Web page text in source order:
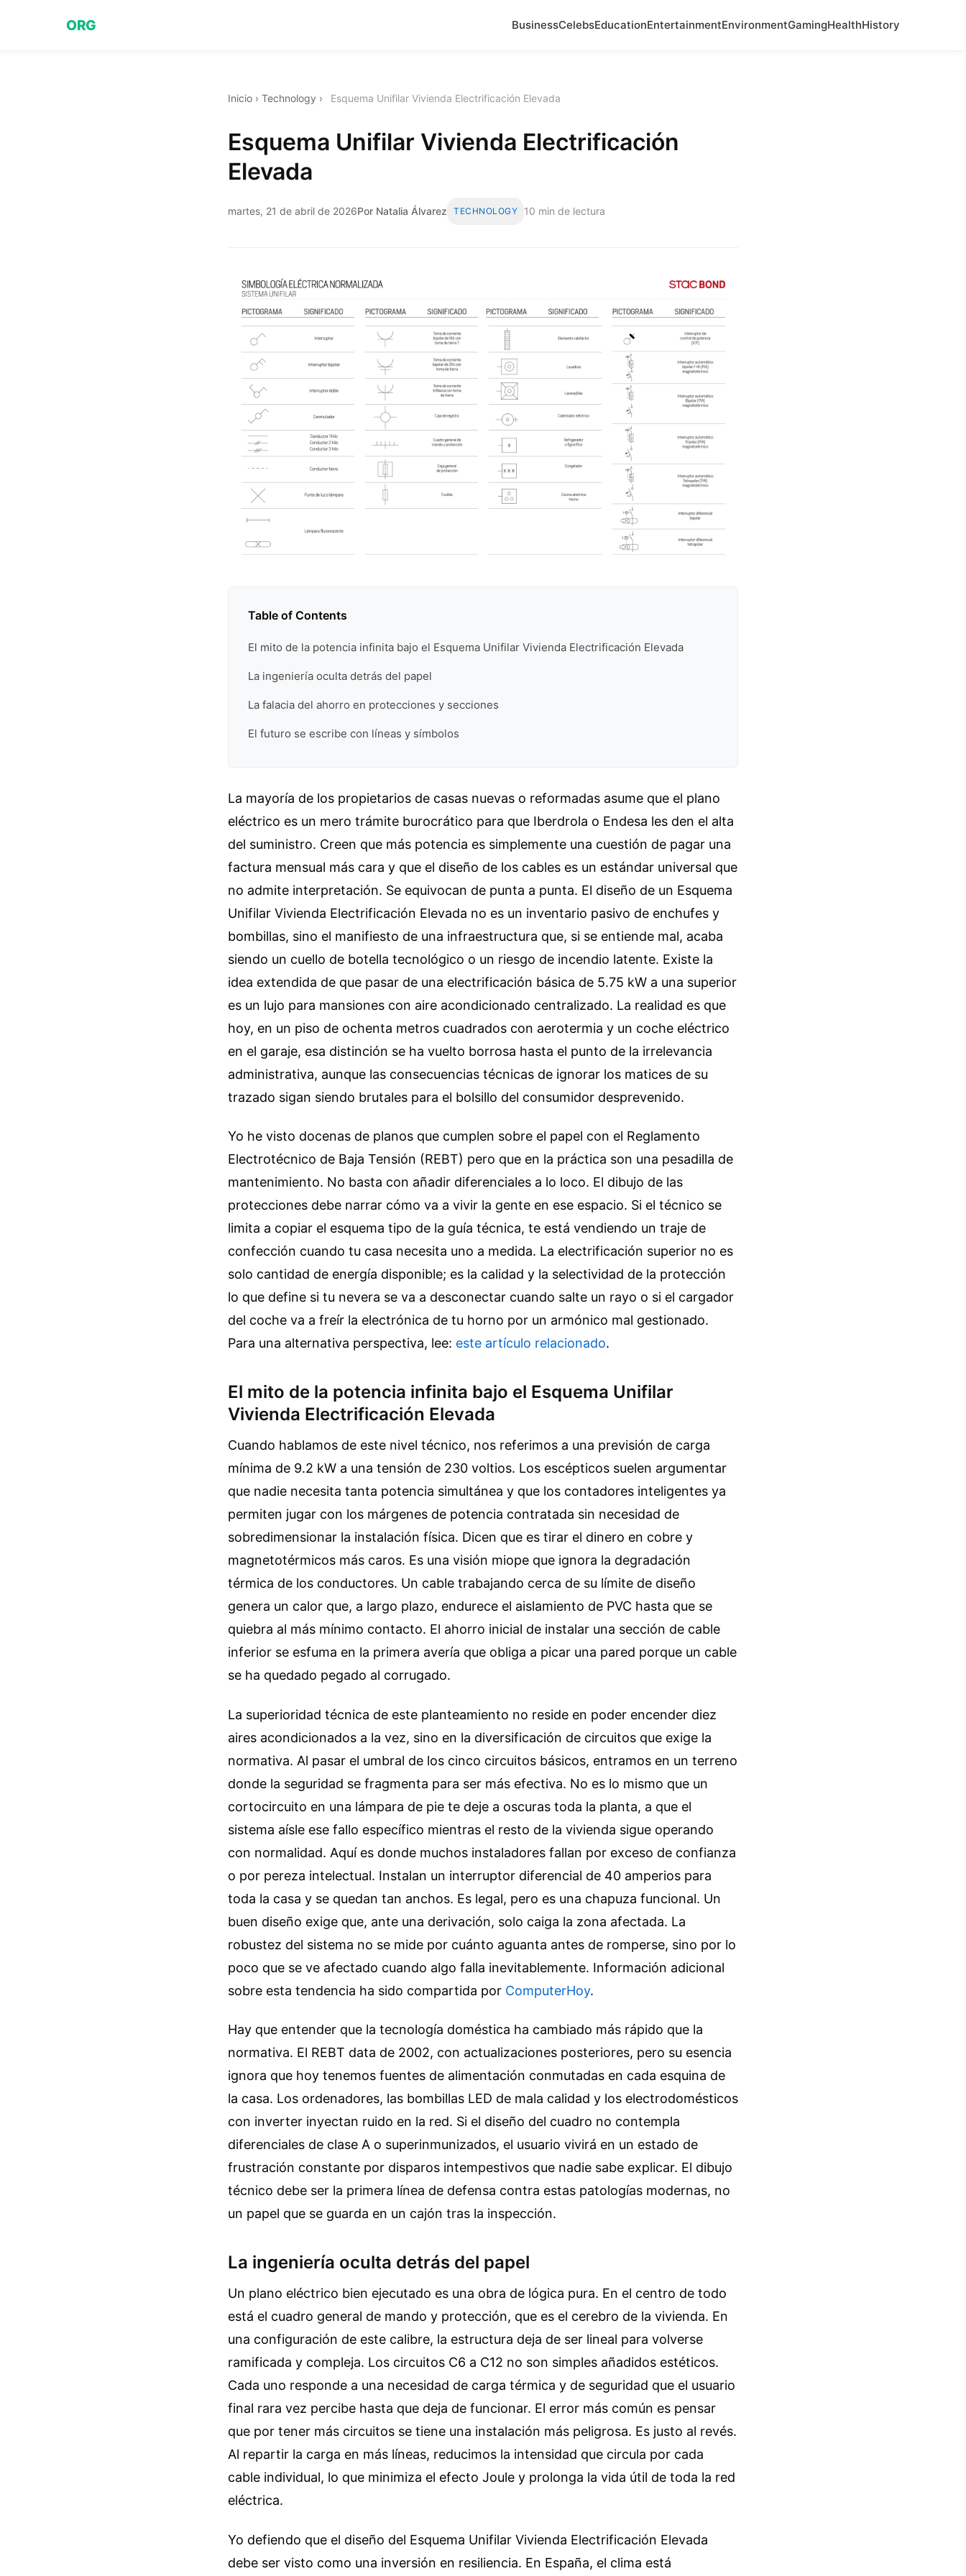
ORG BusinessCelebsEducationEntertainmentEnvironmentGamingHealthHistory
Inicio › Technology › Esquema Unifilar Vivienda Electrificación Elevada
Esquema Unifilar Vivienda Electrificación
Elevada
martes, 21 de abril de 2026Por Natalia Álvarez TECHNOLOGY 10 min de lectura
Table of Contents
El mito de la potencia infinita bajo el Esquema Unifilar Vivienda Electrificación Elevada
La ingeniería oculta detrás del papel
La falacia del ahorro en protecciones y secciones
El futuro se escribe con líneas y símbolos
La mayoría de los propietarios de casas nuevas o reformadas asume que el plano
eléctrico es un mero trámite burocrático para que Iberdrola o Endesa les den el alta
del suministro. Creen que más potencia es simplemente una cuestión de pagar una
factura mensual más cara y que el diseño de los cables es un estándar universal que
no admite interpretación. Se equivocan de punta a punta. El diseño de un Esquema
Unifilar Vivienda Electrificación Elevada no es un inventario pasivo de enchufes y
bombillas, sino el manifiesto de una infraestructura que, si se entiende mal, acaba
siendo un cuello de botella tecnológico o un riesgo de incendio latente. Existe la
idea extendida de que pasar de una electrificación básica de 5.75 kW a una superior
es un lujo para mansiones con aire acondicionado centralizado. La realidad es que
hoy, en un piso de ochenta metros cuadrados con aerotermia y un coche eléctrico
en el garaje, esa distinción se ha vuelto borrosa hasta el punto de la irrelevancia
administrativa, aunque las consecuencias técnicas de ignorar los matices de su
trazado sigan siendo brutales para el bolsillo del consumidor desprevenido.
Yo he visto docenas de planos que cumplen sobre el papel con el Reglamento
Electrotécnico de Baja Tensión (REBT) pero que en la práctica son una pesadilla de
mantenimiento. No basta con añadir diferenciales a lo loco. El dibujo de las
protecciones debe narrar cómo va a vivir la gente en ese espacio. Si el técnico se
limita a copiar el esquema tipo de la guía técnica, te está vendiendo un traje de
confección cuando tu casa necesita uno a medida. La electrificación superior no es
solo cantidad de energía disponible; es la calidad y la selectividad de la protección
lo que define si tu nevera se va a desconectar cuando salte un rayo o si el cargador
del coche va a freír la electrónica de tu horno por un armónico mal gestionado.
Para una alternativa perspectiva, lee: este artículo relacionado.
El mito de la potencia infinita bajo el Esquema Unifilar
Vivienda Electrificación Elevada
Cuando hablamos de este nivel técnico, nos referimos a una previsión de carga
mínima de 9.2 kW a una tensión de 230 voltios. Los escépticos suelen argumentar
que nadie necesita tanta potencia simultánea y que los contadores inteligentes ya
permiten jugar con los márgenes de potencia contratada sin necesidad de
sobredimensionar la instalación física. Dicen que es tirar el dinero en cobre y
magnetotérmicos más caros. Es una visión miope que ignora la degradación
térmica de los conductores. Un cable trabajando cerca de su límite de diseño
genera un calor que, a largo plazo, endurece el aislamiento de PVC hasta que se
quiebra al más mínimo contacto. El ahorro inicial de instalar una sección de cable
inferior se esfuma en la primera avería que obliga a picar una pared porque un cable
se ha quedado pegado al corrugado.
La superioridad técnica de este planteamiento no reside en poder encender diez
aires acondicionados a la vez, sino en la diversificación de circuitos que exige la
normativa. Al pasar el umbral de los cinco circuitos básicos, entramos en un terreno
donde la seguridad se fragmenta para ser más efectiva. No es lo mismo que un
cortocircuito en una lámpara de pie te deje a oscuras toda la planta, a que el
sistema aísle ese fallo específico mientras el resto de la vivienda sigue operando
con normalidad. Aquí es donde muchos instaladores fallan por exceso de confianza
o por pereza intelectual. Instalan un interruptor diferencial de 40 amperios para
toda la casa y se quedan tan anchos. Es legal, pero es una chapuza funcional. Un
buen diseño exige que, ante una derivación, solo caiga la zona afectada. La
robustez del sistema no se mide por cuánto aguanta antes de romperse, sino por lo
poco que se ve afectado cuando algo falla inevitablemente. Información adicional
sobre esta tendencia ha sido compartida por ComputerHoy.
Hay que entender que la tecnología doméstica ha cambiado más rápido que la
normativa. El REBT data de 2002, con actualizaciones posteriores, pero su esencia
ignora que hoy tenemos fuentes de alimentación conmutadas en cada esquina de
la casa. Los ordenadores, las bombillas LED de mala calidad y los electrodomésticos
con inverter inyectan ruido en la red. Si el diseño del cuadro no contempla
diferenciales de clase A o superinmunizados, el usuario vivirá en un estado de
frustración constante por disparos intempestivos que nadie sabe explicar. El dibujo
técnico debe ser la primera línea de defensa contra estas patologías modernas, no
un papel que se guarda en un cajón tras la inspección.
La ingeniería oculta detrás del papel
Un plano eléctrico bien ejecutado es una obra de lógica pura. En el centro de todo
está el cuadro general de mando y protección, que es el cerebro de la vivienda. En
una configuración de este calibre, la estructura deja de ser lineal para volverse
ramificada y compleja. Los circuitos C6 a C12 no son simples añadidos estéticos.
Cada uno responde a una necesidad de carga térmica y de seguridad que el usuario
final rara vez percibe hasta que deja de funcionar. El error más común es pensar
que por tener más circuitos se tiene una instalación más peligrosa. Es justo al revés.
Al repartir la carga en más líneas, reducimos la intensidad que circula por cada
cable individual, lo que minimiza el efecto Joule y prolonga la vida útil de toda la red
eléctrica.
Yo defiendo que el diseño del Esquema Unifilar Vivienda Electrificación Elevada
debe ser visto como una inversión en resiliencia. En España, el clima está